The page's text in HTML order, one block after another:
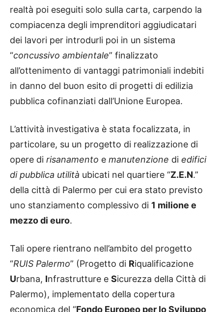
realtà poi eseguiti solo sulla carta, carpendo la
compiacenza degli imprenditori aggiudicatari
dei lavori per introdurli poi in un sistema
“concussivo ambientale” finalizzato
all’ottenimento di vantaggi patrimoniali indebiti
in danno del buon esito di progetti di edilizia
pubblica cofinanziati dall’Unione Europea.
L’attività investigativa è stata focalizzata, in
particolare, su un progetto di realizzazione di
opere di risanamento e manutenzione di edifici
di pubblica utilità ubicati nel quartiere “Z.E.N.”
della città di Palermo per cui era stato previsto
uno stanziamento complessivo di 1 milione e
mezzo di euro.
Tali opere rientrano nell’ambito del progetto
“RUIS Palermo” (Progetto di Riqualificazione
Urbana, Infrastrutture e Sicurezza della Città di
Palermo), implementato della copertura
economica del “Fondo Europeo per lo Sviluppo